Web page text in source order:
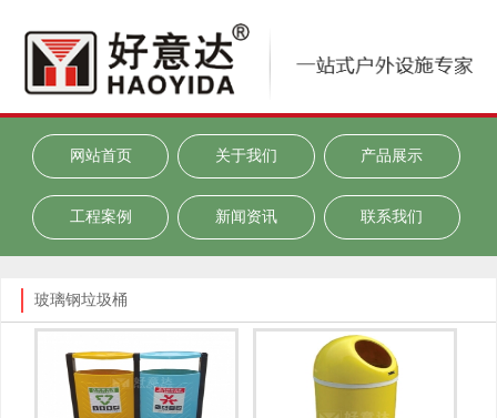
网站首页 关于我们 产品展示
工程案例 新闻资讯 联系我们
玻璃钢垃圾桶